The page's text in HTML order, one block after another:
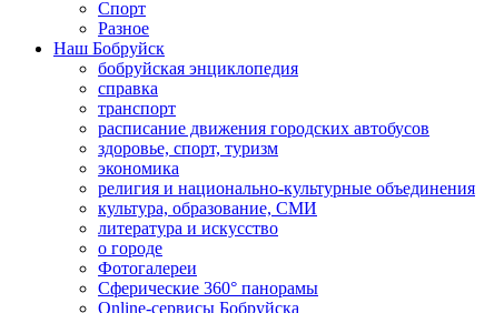
Спорт
Разное
Наш Бобруйск
бобруйская энциклопедия
справка
транспорт
расписание движения городских автобусов
здоровье, спорт, туризм
экономика
религия и национально-культурные объединения
культура, образование, СМИ
литература и искусство
о городе
Фотогалереи
Сферические 360° панорамы
Online-сервисы Бобруйска